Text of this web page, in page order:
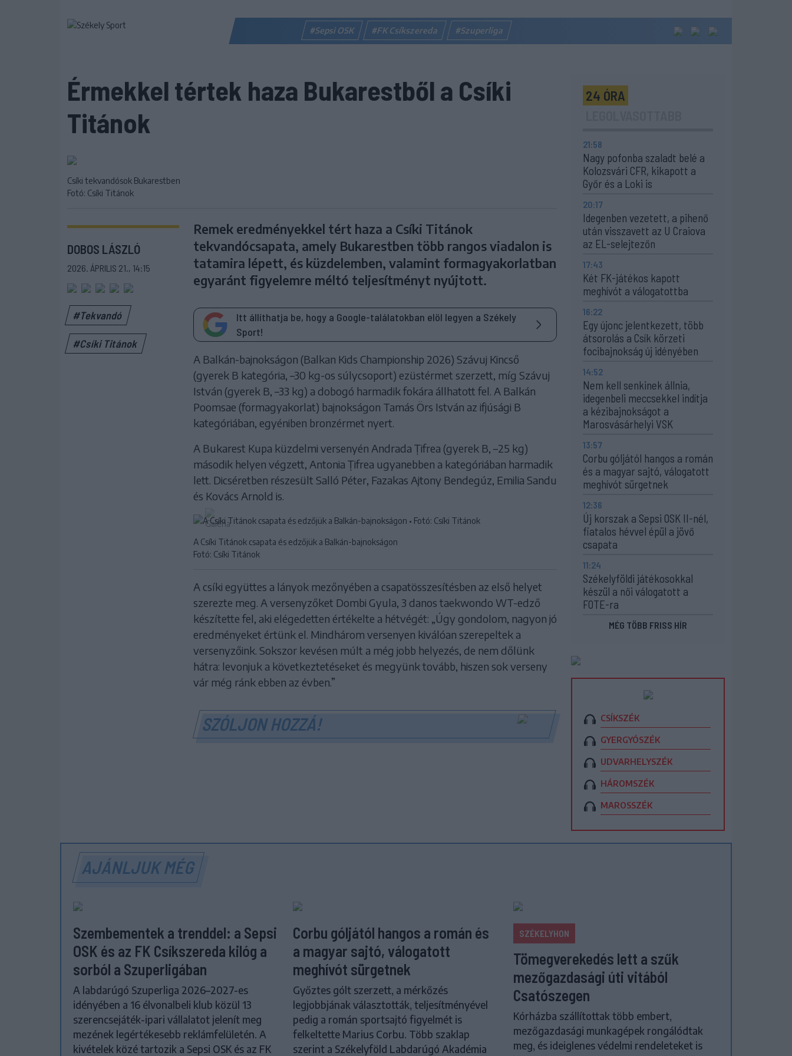
#Sepsi OSK #FK Csíkszereda #Szuperliga
Érmekkel tértek haza Bukarestből a Csíki
Titánok
Csíki tekvandósok Bukarestben
Fotó: Csíki Titánok
DOBOS LÁSZLÓ
2026. ÁPRILIS 21., 14:15
#Tekvandó
#Csíki Titánok
Remek eredményekkel tért haza a Csíki Titánok
tekvandócsapata, amely Bukarestben több rangos viadalon is
tatamira lépett, és küzdelemben, valamint formagyakorlatban
egyaránt figyelemre méltó teljesítményt nyújtott.
Itt állíthatja be, hogy a Google-találatokban elöl legyen a Székely
Sport!
A Balkán-bajnokságon (Balkan Kids Championship 2026) Szávuj Kincső
(gyerek B kategória, –30 kg-os súlycsoport) ezüstérmet szerzett, míg Szávuj
István (gyerek B, –33 kg) a dobogó harmadik fokára állhatott fel. A Balkán
Poomsae (formagyakorlat) bajnokságon Tamás Örs István az ifjúsági B
kategóriában, egyéniben bronzérmet nyert.
A Bukarest Kupa küzdelmi versenyén Andrada Țifrea (gyerek B, –25 kg)
második helyen végzett, Antonia Țifrea ugyanebben a kategóriában harmadik
lett. Dicséretben részesült Salló Péter, Fazakas Ajtony Bendegúz, Emilia Sandu
és Kovács Arnold is.
A Csíki Titánok csapata és edzőjük a Balkán-bajnokságon
Fotó: Csíki Titánok
A csíki együttes a lányok mezőnyében a csapatösszesítésben az első helyet
szerezte meg. A versenyzőket Dombi Gyula, 3 danos taekwondo WT-edző
készítette fel, aki elégedetten értékelte a hétvégét: „Úgy gondolom, nagyon jó
eredményeket értünk el. Mindhárom versenyen kiválóan szerepeltek a
versenyzőink. Sokszor kevésen múlt a még jobb helyezés, de nem dőlünk
hátra: levonjuk a következtetéseket és megyünk tovább, hiszen sok verseny
vár még ránk ebben az évben.”
SZÓLJON HOZZÁ!
24 ÓRA
21:58
Nagy pofonba szaladt belé a
Kolozsvári CFR, kikapott a
Győr és a Loki is
20:17
Idegenben vezetett, a pihenő
után visszavett az U Craiova
az EL-selejtezőn
17:43
Két FK-játékos kapott
meghívót a válogatottba
16:22
Egy újonc jelentkezett, több
átsorolás a Csík körzeti
focibajnokság új idényében
14:52
Nem kell senkinek állnia,
idegenbeli meccsekkel indítja
a kézibajnokságot a
Marosvásárhelyi VSK
13:57
Corbu góljától hangos a román
és a magyar sajtó, válogatott
meghívót sürgetnek
12:36
Új korszak a Sepsi OSK II-nél,
fiatalos hévvel épül a jövő
csapata
11:24
Székelyföldi játékosokkal
készül a női válogatott a
FOTE-ra
MÉG TÖBB FRISS HÍR
CSÍKSZÉK
GYERGYÓSZÉK
UDVARHELYSZÉK
HÁROMSZÉK
MAROSSZÉK
AJÁNLJUK MÉG
Szembementek a trenddel: a Sepsi
OSK és az FK Csíkszereda kilóg a
sorból a Szuperligában
A labdarúgó Szuperliga 2026–2027-es
idényében a 16 élvonalbeli klub közül 13
szerencsejáték-ipari vállalatot jelenít meg
mezének legértékesebb reklámfelületén. A
kivételek közé tartozik a Sepsi OSK és az FK
Corbu góljától hangos a román és
a magyar sajtó, válogatott
meghívót sürgetnek
Győztes gólt szerzett, a mérkőzés
legjobbjának választották, teljesítményével
pedig a román sportsajtó figyelmét is
felkeltette Marius Corbu. Több szaklap
szerint a Székelyföld Labdarúgó Akadémia
SZÉKELYHON
Tömegverekedés lett a szűk
mezőgazdasági úti vitából
Csatószegen
Kórházba szállítottak több embert,
mezőgazdasági munkagépek rongálódtak
meg, és ideiglenes védelmi rendeleteket is